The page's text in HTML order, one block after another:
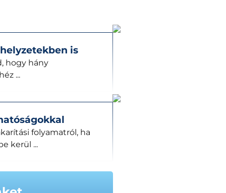
is
hogy hány
...
folyamatról, ha
kerül ...